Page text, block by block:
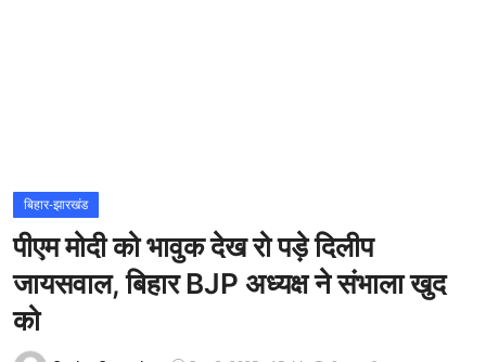
राज्य
अंतराष्ट्रीय
राजनीति
खेल
बिहार-झारखंड
पीएम मोदी को भावुक देख रो पड़े दिलीप
जायसवाल, बिहार BJP अध्यक्ष ने संभाला खुद
को